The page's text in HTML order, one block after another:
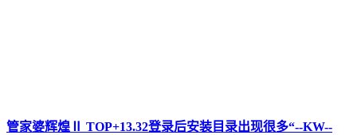
管家婆辉煌Ⅱ TOP+13.32登录后安装目录出现很多“--KW--